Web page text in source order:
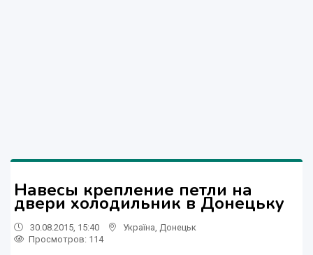
Навесы крепление петли на
двери холодильник в Донецьку
30.08.2015, 15:40 Україна Донецьк
Просмотров: 114